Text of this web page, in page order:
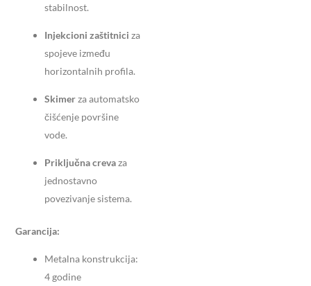
stabilnost.
Injekcioni zaštitnici za
spojeve između
horizontalnih profila.
Skimerza automatsko
čišćenje površine
vode.
Priključna crevaza
jednostavno
povezivanje sistema.
Garancija:
Metalna konstrukcija:
4 godine